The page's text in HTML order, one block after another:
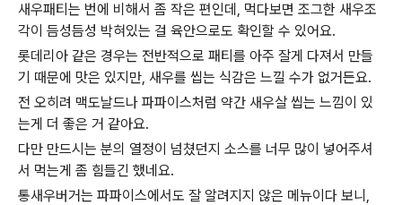
새우패티는 번에 비해서 좀 작은 편인데, 먹다보면 조그한 새우조
각이 듬성듬성 박혀있는 걸 육안으로도 확인할 수 있어요.
롯데리아 같은 경우는 전반적으로 패티를 아주 잘게 다져서 만들
기 때문에 맛은 있지만, 새우를 씹는 식감은 느낄 수가 없거든요.
전 오히려 맥도날드나 파파이스처럼 약간 새우살 씹는 느낌이 있
는게 더 좋은 거 같아요.
다만 만드시는 분의 열정이 넘쳤던지 소스를 너무 많이 넣어주셔
서 먹는게 좀 힘들긴 했네요.
통새우버거는 파파이스에서도 잘 알려지지 않은 메뉴이다 보니,